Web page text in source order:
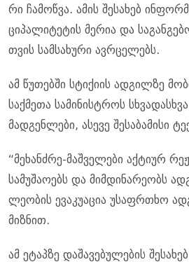
რი ჩა­მოწ­ვა. ამის შე­სა­ხებ
ცი­პა­ლი­ტე­ტის მე­რია და
თვის სამ­სა­ხუ­რი ავ­რცე­ლებს.
ამ წუ­თებ­ში სტი­ქი­ის ად­გილ­ზე
საქ­მე­თა სა­მი­ნის­ტროს
მად­გენ­ლე­ბი, ასე­ვე შე­სა­ბა­მი­სი
“მე­ხან­ძრე-მაშ­ვე­ლე­ბი აქ­ტი­ურ
სა­მუ­შა­ო­ებს და მიმ­დი­ნა­რე­ობს
ლე­ო­ბის ევა­კუ­ა­ცია უსაფრ­თხო
მიზ­ნით.
ამ ეტაპ­ზე და­შა­ვე­ბუ­ლე­ბის